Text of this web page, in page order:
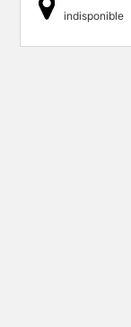
indisponible